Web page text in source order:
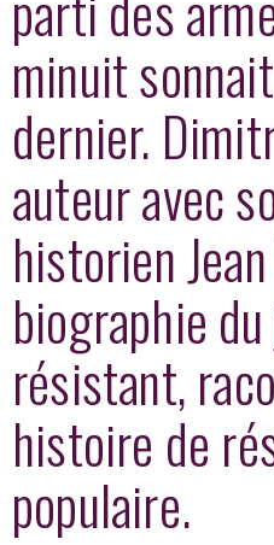
minuit
dernier.
auteur avec
historien
biographie
résistant,
histoire de
populaire.